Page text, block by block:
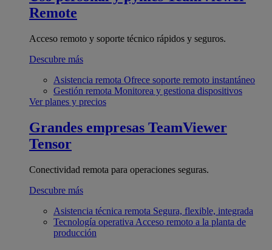
Remote
Acceso remoto y soporte técnico rápidos y seguros.
Descubre más
Asistencia remota Ofrece soporte remoto instantáneo
Gestión remota Monitorea y gestiona dispositivos
Ver planes y precios
Grandes empresas TeamViewer
Tensor
Conectividad remota para operaciones seguras.
Descubre más
Asistencia técnica remota Segura, flexible, integrada
Tecnología operativa Acceso remoto a la planta de
producción